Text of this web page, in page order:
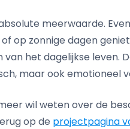
meerwaarde.
op zonnige dagen
het dagelijkse leven.
maar ook emotioneel
wil weten over de
op de projectpagina